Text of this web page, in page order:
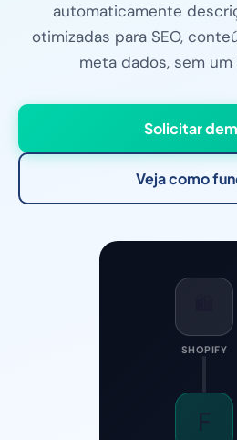
automaticamente
otimizadas para SEO,
meta dados, sem
Solicitar
Veja como
SHOPIFY
F